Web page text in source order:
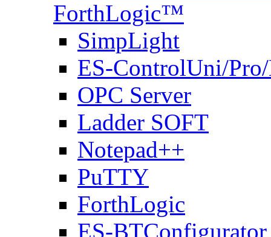
ForthLogic™
SimpLight
ES-ControlUni/
OPC Server
Ladder SOFT
Notepad++
PuTTY
ForthLogic
ES-BTConfigurator